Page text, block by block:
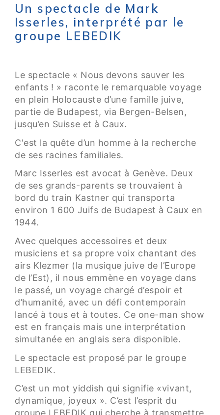
Un spectacle de Mark
Isserles, interprété par le
groupe LEBEDIK
Le spectacle « Nous devons sauver les
enfants ! » raconte le remarquable voyage
en plein Holocauste d’une famille juive,
partie de Budapest, via Bergen-Belsen,
jusqu’en Suisse et à Caux.
C'est la quête d’un homme à la recherche
de ses racines familiales.
Marc Isserles est avocat à Genève. Deux
de ses grands-parents se trouvaient à
bord du train Kastner qui transporta
environ 1 600 Juifs de Budapest à Caux en
1944.
Avec quelques accessoires et deux
musiciens et sa propre voix chantant des
airs Klezmer (la musique juive de l’Europe
de l’Est), il nous emmène en voyage dans
le passé, un voyage chargé d’espoir et
d’humanité, avec un défi contemporain
lancé à tous et à toutes. Ce one-man show
est en français mais une interprétation
simultanée en anglais sera disponible.
Le spectacle est proposé par le groupe
LEBEDIK.
C’est un mot yiddish qui signifie «vivant,
dynamique, joyeux ». C’est l’esprit du
groupe LEBEDIK qui cherche à transmettre